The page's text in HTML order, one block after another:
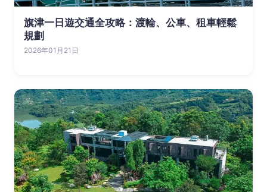
旗津一日遊交通全攻略：渡輪、公車、租車輕鬆
規劃
2026年01月21日